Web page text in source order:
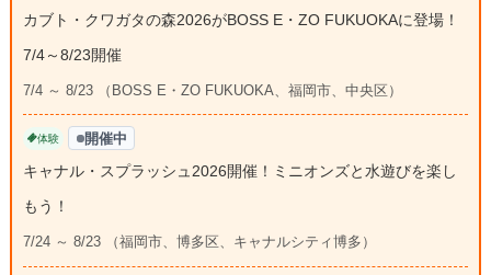
カブト・クワガタの森2026がBOSS E・ZO FUKUOKAに登場！
7/4～8/23開催
7/4 ～ 8/23 （BOSS E・ZO FUKUOKA、福岡市、中央区）
体験 開催中
キャナル・スプラッシュ2026開催！ミニオンズと水遊びを楽し
もう！
7/24 ～ 8/23 （福岡市、博多区、キャナルシティ博多）